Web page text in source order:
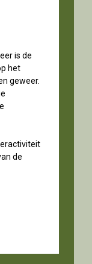
is de
het
geweer.
de